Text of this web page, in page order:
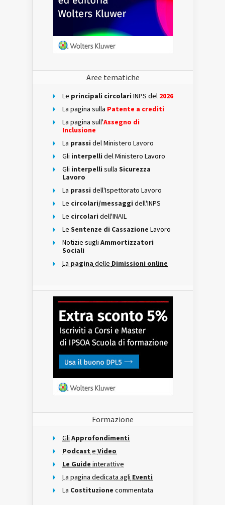
Aree tematiche
Le principali circolari INPS del 2026
La pagina sulla Patente a crediti
La pagina sull'Assegno di
Inclusione
La prassi del Ministero Lavoro
Gli interpelli del Ministero Lavoro
Gli interpelli sulla Sicurezza
Lavoro
La prassi dell'Ispettorato Lavoro
Le circolari/messaggi dell'INPS
Le circolari dell'INAIL
Le Sentenze di Cassazione Lavoro
Notizie sugli Ammortizzatori
Sociali
La pagina delle Dimissioni online
Formazione
Gli Approfondimenti
Podcast e Video
Le Guide interattive
La pagina dedicata agli Eventi
La Costituzione commentata